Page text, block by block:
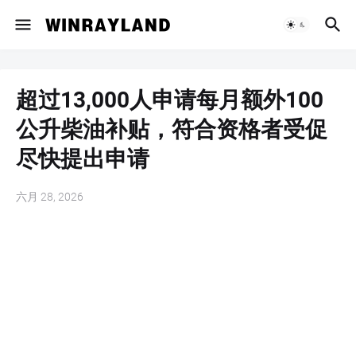
超过13,000人申请每月额外100
公升柴油补贴，符合资格者受促
尽快提出申请
六月 28, 2026